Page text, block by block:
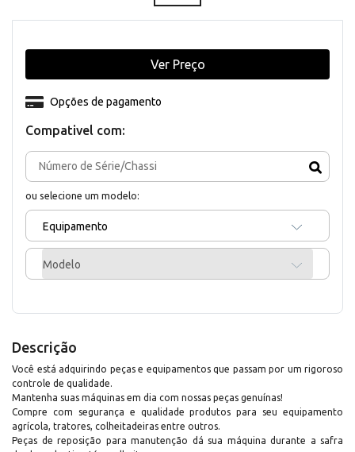
Compativel com:
ou selecione um modelo:
Equipamento
Modelo
Opções de pagamento
Ver Preço
Descrição
Você está adquirindo peças e equipamentos que passam por um rigoroso
controle de qualidade.
Mantenha suas máquinas em dia com nossas peças genuínas!
Compre com segurança e qualidade produtos para seu equipamento
agrícola, tratores, colheitadeiras entre outros.
Peças de reposição para manutenção dá sua máquina durante a safra